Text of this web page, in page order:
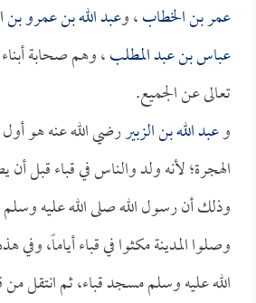
عمر بن الخطاب، وعبد الله بن عمرو
عباس بن عبد المطلب، وهم صحابة
تعالى عن الجميع.
وعبد الله بن الزبيررضي الله عنه هو
الهجرة؛ لأنه ولد والناس في قباء قبل أن
وذلك أن رسول الله صلى الله عليه
وصلوا المدينة مكثوا في قباء أياماً، وفي
الله عليه وسلم مسجد قباء، ثم انتقل من